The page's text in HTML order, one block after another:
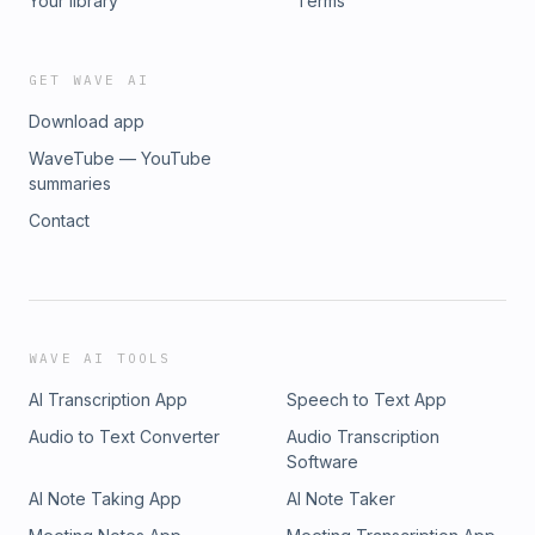
des conseils consultatifs : Novo Nordisk, Eli Lilly, Sanofi.MAT-
GET WAVE AI
Download app
WaveTube — YouTube
summaries
Contact
WAVE AI TOOLS
AI Transcription App
Speech to Text App
Audio to Text Converter
Audio Transcription
Software
AI Note Taking App
AI Note Taker